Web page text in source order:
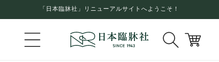
進む
「日本臨牀社」リニューアルサイトへようこそ！
ー
ト